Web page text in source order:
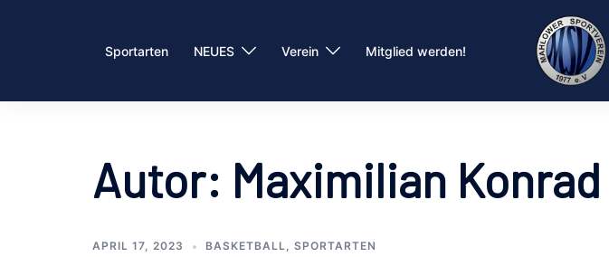
Sportarten NEUES Verein Mitglied werden!
Autor: Maximilian Konrad
APRIL 17, 2023 BASKETBALL, SPORTARTEN